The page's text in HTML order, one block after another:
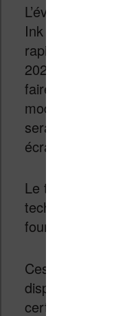
L’évolution de
Ink Carta 1250 et
rapidement, dans
2021, dans deux
faire de la prise
modèle équipé
sera proposé
écran plus grand
Le tactile sera
technologie
fourni avec
Ces appareils
disponibles dès
certaines rumeurs.